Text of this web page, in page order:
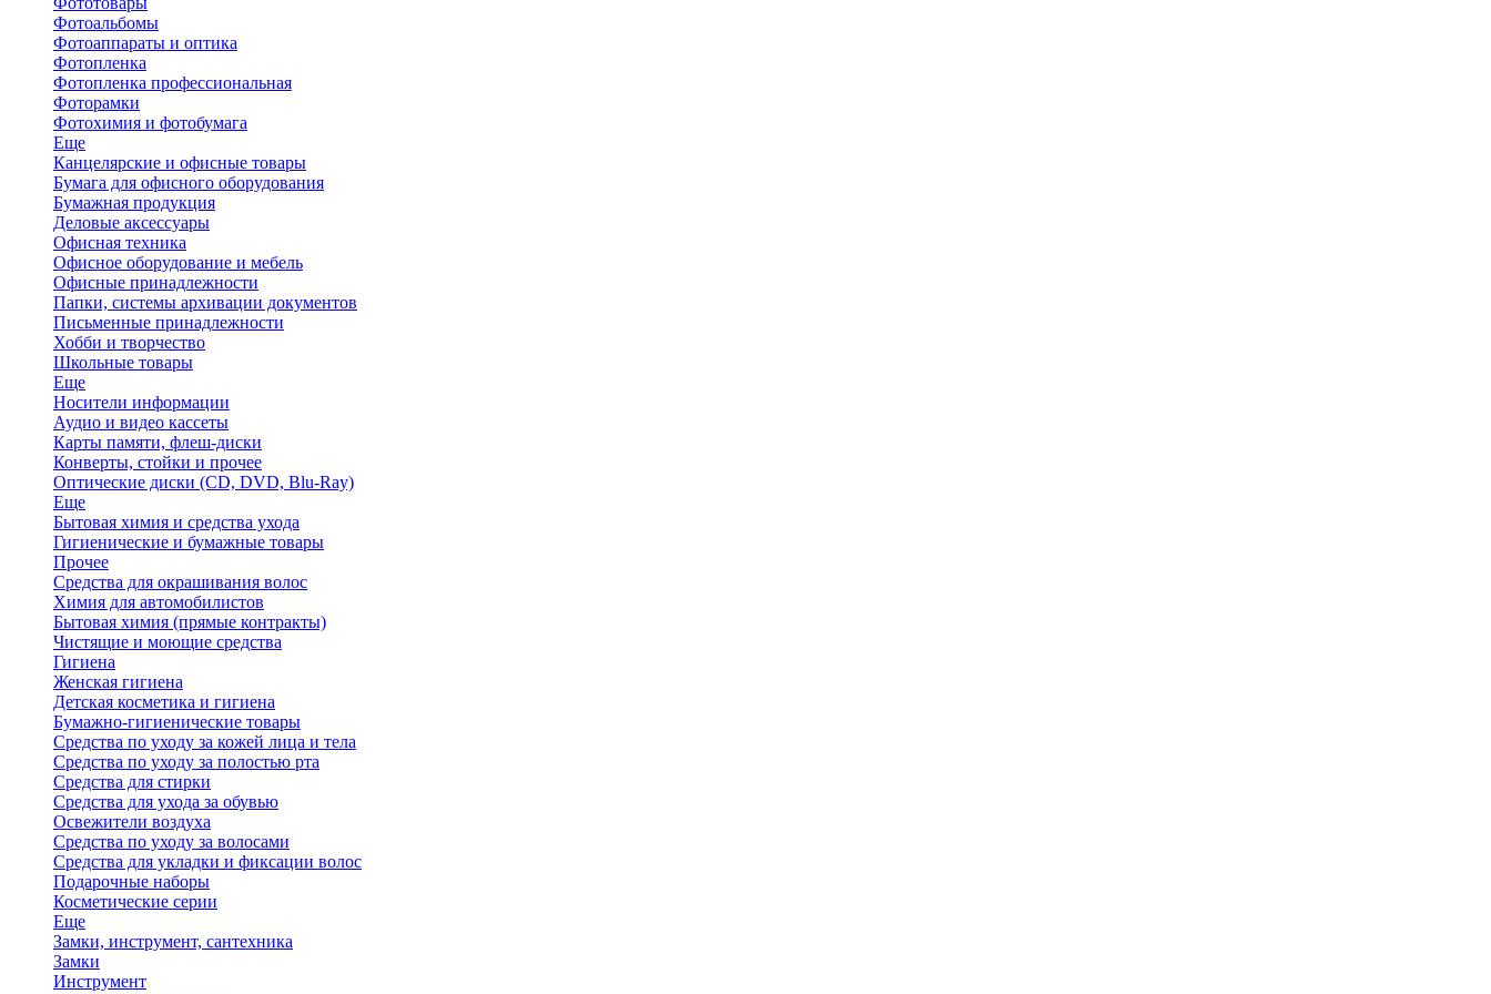
Фотоальбомы
Фотоаппараты и оптика
Фотопленка
Фотопленка профессиональная
Фоторамки
Фотохимия и фотобумага
Еще
Канцелярские и офисные товары
Бумага для офисного оборудования
Бумажная продукция
Деловые аксессуары
Офисная техника
Офисное оборудование и мебель
Офисные принадлежности
Папки, системы архивации документов
Письменные принадлежности
Хобби и творчество
Школьные товары
Еще
Носители информации
Аудио и видео кассеты
Карты памяти, флеш-диски
Конверты, стойки и прочее
Оптические диски (CD, DVD, Blu-Ray)
Еще
Бытовая химия и средства ухода
Гигиенические и бумажные товары
Прочее
Средства для окрашивания волос
Химия для автомобилистов
Бытовая химия (прямые контракты)
Чистящие и моющие средства
Гигиена
Женская гигиена
Детская косметика и гигиена
Бумажно-гигиенические товары
Средства по уходу за кожей лица и тела
Средства по уходу за полостью рта
Средства для стирки
Средства для ухода за обувью
Освежители воздуха
Средства по уходу за волосами
Средства для укладки и фиксации волос
Подарочные наборы
Косметические серии
Еще
Замки, инструмент, сантехника
Замки
Инструмент